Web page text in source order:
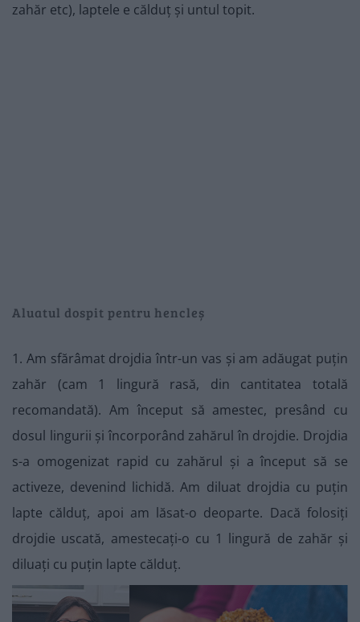
zahăr etc), laptele e călduț și untul topit.
Aluatul dospit pentru hencleș
1. Am sfărâmat drojdia într-un vas și am adăugat puțin
zahăr (cam 1 lingură rasă, din cantitatea totală
recomandată). Am început să amestec, presând cu
dosul lingurii și încorporând zahărul în drojdie. Drojdia
s-a omogenizat rapid cu zahărul și a început să se
activeze, devenind lichidă. Am diluat drojdia cu puțin
lapte călduț, apoi am lăsat-o deoparte. Dacă folosiți
drojdie uscată, amestecați-o cu 1 lingură de zahăr și
diluați cu puțin lapte călduț.